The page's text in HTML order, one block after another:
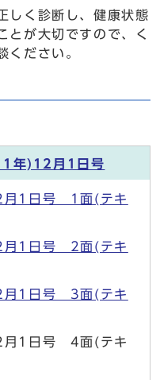
しく診断し、健康状態
とが大切ですので、く
ください。
年)12月1日号
1日号 1面(テキ
1日号 2面(テキ
1日号 3面(テキ
1日号 4面(テキ